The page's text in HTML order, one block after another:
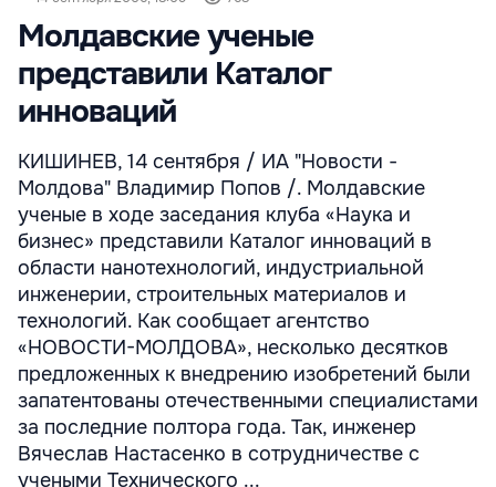
Молдавские ученые
представили Каталог
инноваций
КИШИНЕВ, 14 сентября / ИА "Новости -
Молдова" Владимир Попов /. Молдавские
ученые в ходе заседания клуба «Наука и
бизнес» представили Каталог инноваций в
области нанотехнологий, индустриальной
инженерии, строительных материалов и
технологий. Как сообщает агентство
«НОВОСТИ-МОЛДОВА», несколько десятков
предложенных к внедрению изобретений были
запатентованы отечественными специалистами
за последние полтора года. Так, инженер
Вячеслав Настасенко в сотрудничестве с
учеными Технического ...